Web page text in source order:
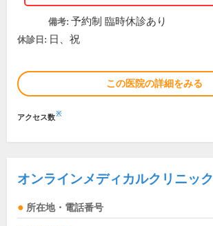
備考: 予約制 臨時休診あり
休診日: 日、祝
この医院の詳細をみる
アクセス数※
オンラインメディカルクリニック
所在地・電話番号